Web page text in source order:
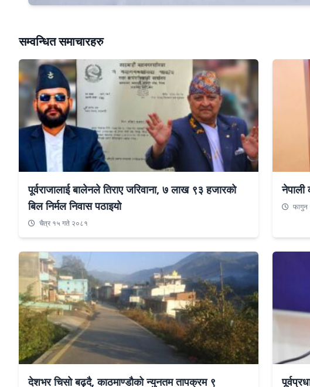
सम्वन्धित समाचारहरु
पूर्वराजालाई बालेनले तिराए जरिवाना, ७ लाख ९३ हजारको
बिल निर्मल निवास पठाइयो
चैत्र १५ गते २०८१
नेपाली
देशभर चिसो बढ्दै, काठमाण्डौको न्युनतम तापक्रम ९